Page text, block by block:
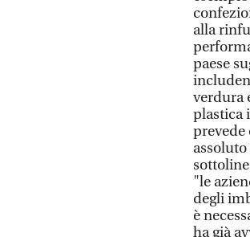
alla
paese
verdura
plastica
prevede
"le
degli
è
ha già